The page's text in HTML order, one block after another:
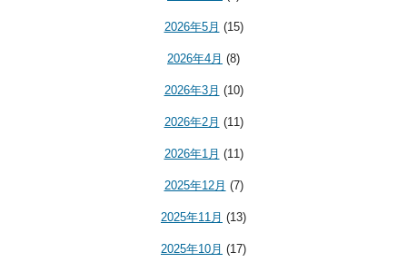
2026年5月 (15)
2026年4月 (8)
2026年3月 (10)
2026年2月 (11)
2026年1月 (11)
2025年12月 (7)
2025年11月 (13)
2025年10月 (17)